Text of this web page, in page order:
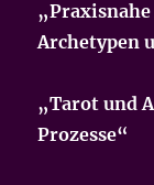
Archetypen
„Tarot und
Prozesse“